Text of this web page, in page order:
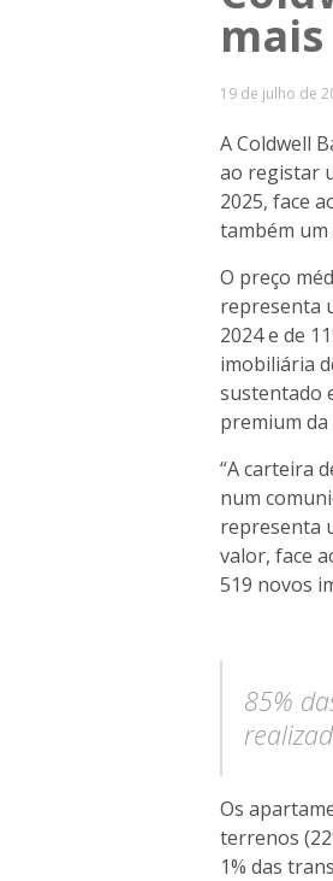
19 de julho de
A Coldwell
ao registar
2025, face
também um
O preço
representa
2024 e de
imobiliária
sustentado
premium da
“A carteira
num
representa
valor, face
519 novos
85%
Os
terrenos
1% das